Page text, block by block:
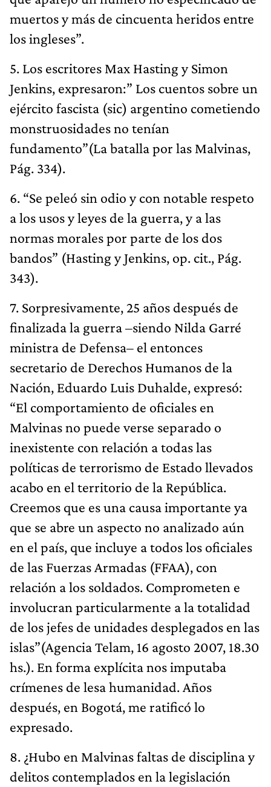
muertos y más de cincuenta heridos entre
los ingleses”.
5. Los escritores Max Hasting y Simon
Jenkins, expresaron:” Los cuentos sobre un
ejército fascista (sic) argentino cometiendo
monstruosidades no tenían
fundamento”(La batalla por las Malvinas,
Pág. 334).
6. “Se peleó sin odio y con notable respeto
a los usos y leyes de la guerra, y a las
normas morales por parte de los dos
bandos” (Hasting y Jenkins, op. cit., Pág.
343).
7. Sorpresivamente, 25 años después de
finalizada la guerra –siendo Nilda Garré
ministra de Defensa– el entonces
secretario de Derechos Humanos de la
Nación, Eduardo Luis Duhalde, expresó:
“El comportamiento de oficiales en
Malvinas no puede verse separado o
inexistente con relación a todas las
políticas de terrorismo de Estado llevados
acabo en el territorio de la República.
Creemos que es una causa importante ya
que se abre un aspecto no analizado aún
en el país, que incluye a todos los oficiales
de las Fuerzas Armadas (FFAA), con
relación a los soldados. Comprometen e
involucran particularmente a la totalidad
de los jefes de unidades desplegados en las
islas”(Agencia Telam, 16 agosto 2007, 18.30
hs.). En forma explícita nos imputaba
crímenes de lesa humanidad. Años
después, en Bogotá, me ratificó lo
expresado.
8. ¿Hubo en Malvinas faltas de disciplina y
delitos contemplados en la legislación